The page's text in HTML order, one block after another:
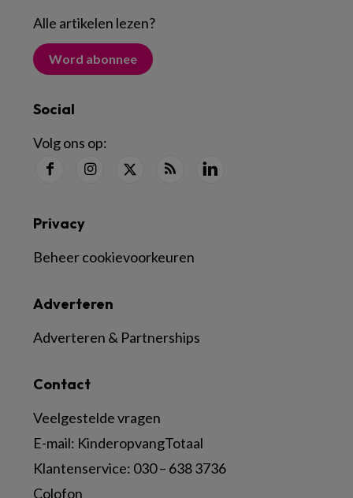
Alle artikelen lezen?
Word abonnee
Social
Volg ons op:
Contact
Veelgestelde vragen
E-mail: KinderopvangTotaal
Klantenservice: 030 – 638 3736
Colofon
Adverteren
Adverteren & Partnerships
Privacy
Beheer cookievoorkeuren